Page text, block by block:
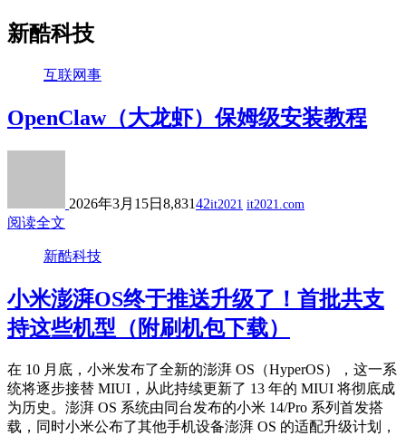
新酷科技
互联网事
OpenClaw（大龙虾）保姆级安装教程
2026年3月15日 8,83142it2021 it2021.com
阅读全文
新酷科技
小米澎湃OS终于推送升级了！首批共支
持这些机型（附刷机包下载）
在 10 月底，小米发布了全新的澎湃 OS（HyperOS），这一系
统将逐步接替 MIUI，从此持续更新了 13 年的 MIUI 将彻底成
为历史。澎湃 OS 系统由同台发布的小米 14/Pro 系列首发搭
载，同时小米公布了其他手机设备澎湃 OS 的适配升级计划，